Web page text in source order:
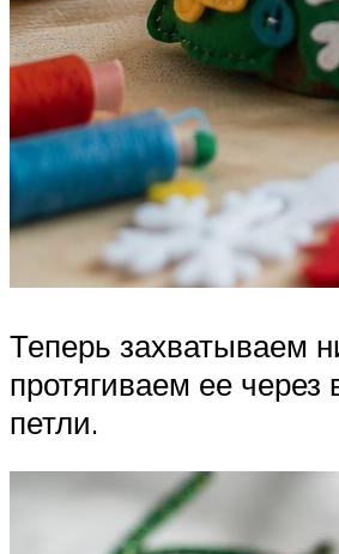
Теперь захватываем
протягиваем ее через
петли.